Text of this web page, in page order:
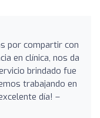
por compartir con
en clínica, nos da
brindado fue
trabajando en
día! –